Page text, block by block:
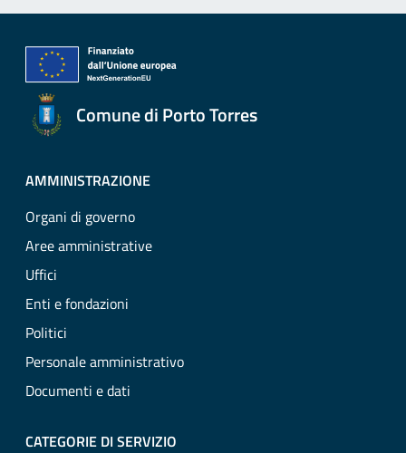
Comune di Porto Torres
AMMINISTRAZIONE
Organi di governo
Aree amministrative
Uffici
Enti e fondazioni
Politici
Personale amministrativo
Documenti e dati
CATEGORIE DI SERVIZIO